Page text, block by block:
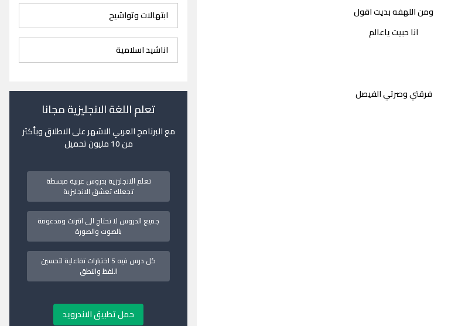
ومن اللهفه بديت اقول
انا حبيت ياعالم
فرقتي وصرتي الفيصل
ابتهالات وتواشيح
اناشيد اسلامية
تعلم اللغة الانجليزية مجانا
مع البرنامج العربي الاشهر على الاطلاق وبأكثر
من 10 مليون تحميل
تعلم الانجليزية بدروس عربية مبسطة
تجعلك تعشق الانجليزية
جميع الدروس لا تحتاج الى انترنت ومدعومة
بالصوت والصورة
كل درس فيه 5 اختبارات تفاعلية لتحسين
اللفظ والنطق
حمل تطبيق الاندرويد